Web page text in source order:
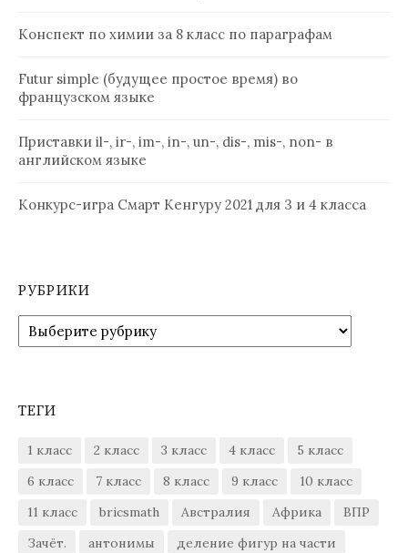
Конспект по химии за 8 класс по параграфам
Futur simple (будущее простое время) во
французском языке
Приставки il-, ir-, im-, in-, un-, dis-, mis-, non- в
английском языке
Конкурс-игра Смарт Кенгуру 2021 для 3 и 4 класса
РУБРИКИ
Рубрики
ТЕГИ
1 класс 2 класс 3 класс 4 класс
5 класс
6 класс
7 класс 8 класс 9 класс
10 класс
11 класс
bricsmath Австралия Африка
ВПР
Зачёт.
антонимы
деление фигур на части